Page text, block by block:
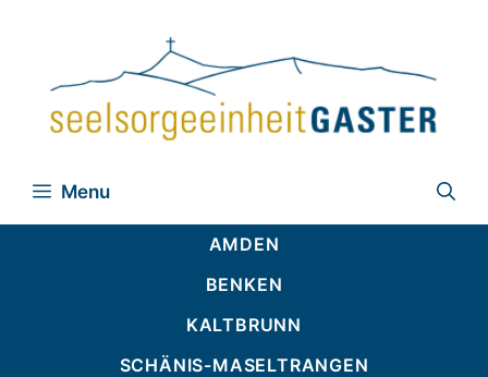
Menu
AMDEN
BENKEN
KALTBRUNN
SCHÄNIS-MASELTRANGEN